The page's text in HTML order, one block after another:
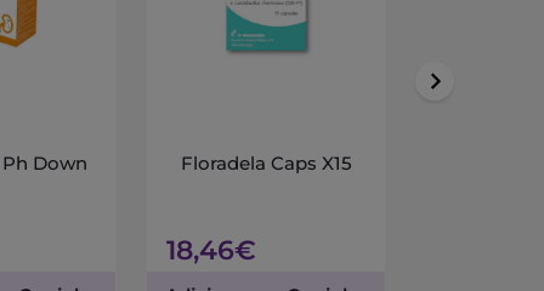
Down
Floradela Caps X15
18,46€